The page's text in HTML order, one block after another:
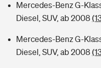
Mercedes-Benz G-
Diesel, SUV, ab 2008
Mercedes-Benz G-
Diesel, SUV, ab 2008